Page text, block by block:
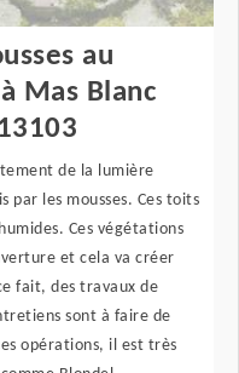
au
Mas Blanc
de la lumière
par les mousses. Ces toits
Ces végétations
et cela va créer
fait, des travaux de
sont à faire de
opérations, il est très